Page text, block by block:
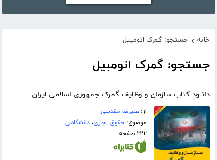
خانه › جستجو: گمرک اتومبیل
جستجو: گمرک اتومبیل
دانلود کتاب سازمان و وظایف گمرک جمهوری اسلامی ایران
از: علیرضا مقدسی
موضوع:حقوق تجاری،دانشگاهی
۲۲۲ صفحه